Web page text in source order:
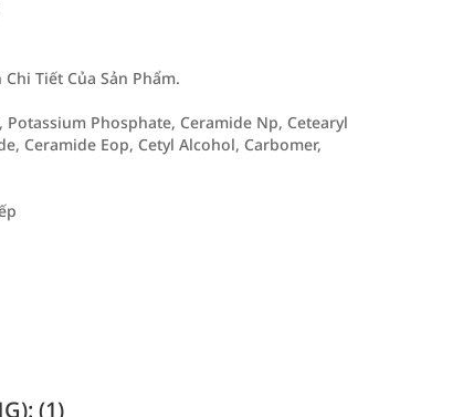
Tiết Của Sản Phẩm.
Phosphate, Ceramide Np, Cetearyl
Ceramide Eop, Cetyl Alcohol, Carbomer,
(1)